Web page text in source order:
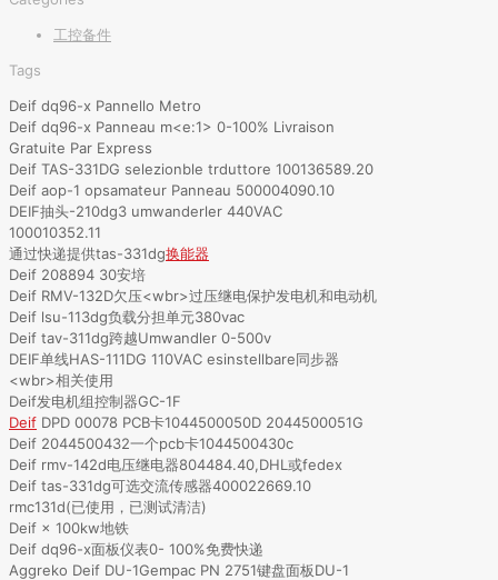
工控备件
Tags
Deif dq96-x Pannello Metro
Deif dq96-x Panneau m<e:1> 0-100% Livraison
Gratuite Par Express
Deif TAS-331DG selezionble trduttore 100136589.20
Deif aop-1 opsamateur Panneau 500004090.10
DEIF抽头-210dg3 umwanderler 440VAC
100010352.11
通过快递提供tas-331dg换能器
Deif 208894 30安培
Deif RMV-132D欠压<wbr>过压继电保护发电机和电动机
Deif lsu-113dg负载分担单元380vac
Deif tav-311dg跨越Umwandler 0-500v
DEIF单线HAS-111DG 110VAC esinstellbare同步器
<wbr>相关使用
Deif发电机组控制器GC-1F
Deif DPD 00078 PCB卡1044500050D 2044500051G
Deif 2044500432一个pcb卡1044500430c
Deif rmv-142d电压继电器804484.40,DHL或fedex
Deif tas-331dg可选交流传感器400022669.10
rmc131d(已使用，已测试清洁)
Deif × 100kw地铁
Deif dq96-x面板仪表0- 100%免费快递
Aggreko Deif DU-1Gempac PN 2751键盘面板DU-1